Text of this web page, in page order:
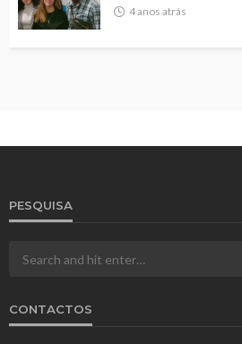
4 anos atrás
PESQUISA
CONTACTOS